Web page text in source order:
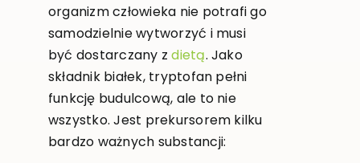
organizm człowieka nie potrafi go
samodzielnie wytworzyć i musi
być dostarczany zdietą. Jako
składnik białek, tryptofan pełni
funkcję budulcową, ale to nie
wszystko. Jest prekursorem kilku
bardzo ważnych substancji: